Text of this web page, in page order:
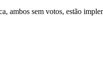
ambos sem votos, estão